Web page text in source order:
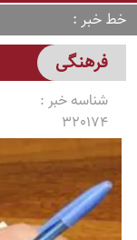
خط خبر
فرهنگی
شناسه خبر :
320174